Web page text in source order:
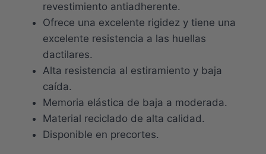
revestimiento antiadherente.
Ofrece una excelente rigidez y tiene una
excelente resistencia a las huellas
dactilares.
Alta resistencia al estiramiento y baja
caída.
Memoria elástica de baja a moderada.
Material reciclado de alta calidad.
Disponible en precortes.